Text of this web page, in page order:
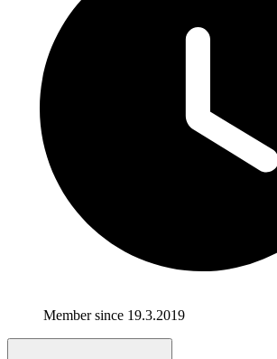
Member since 19.3.2019